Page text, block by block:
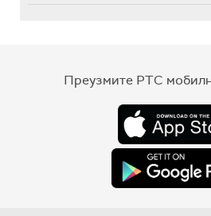
Преузмите РТС